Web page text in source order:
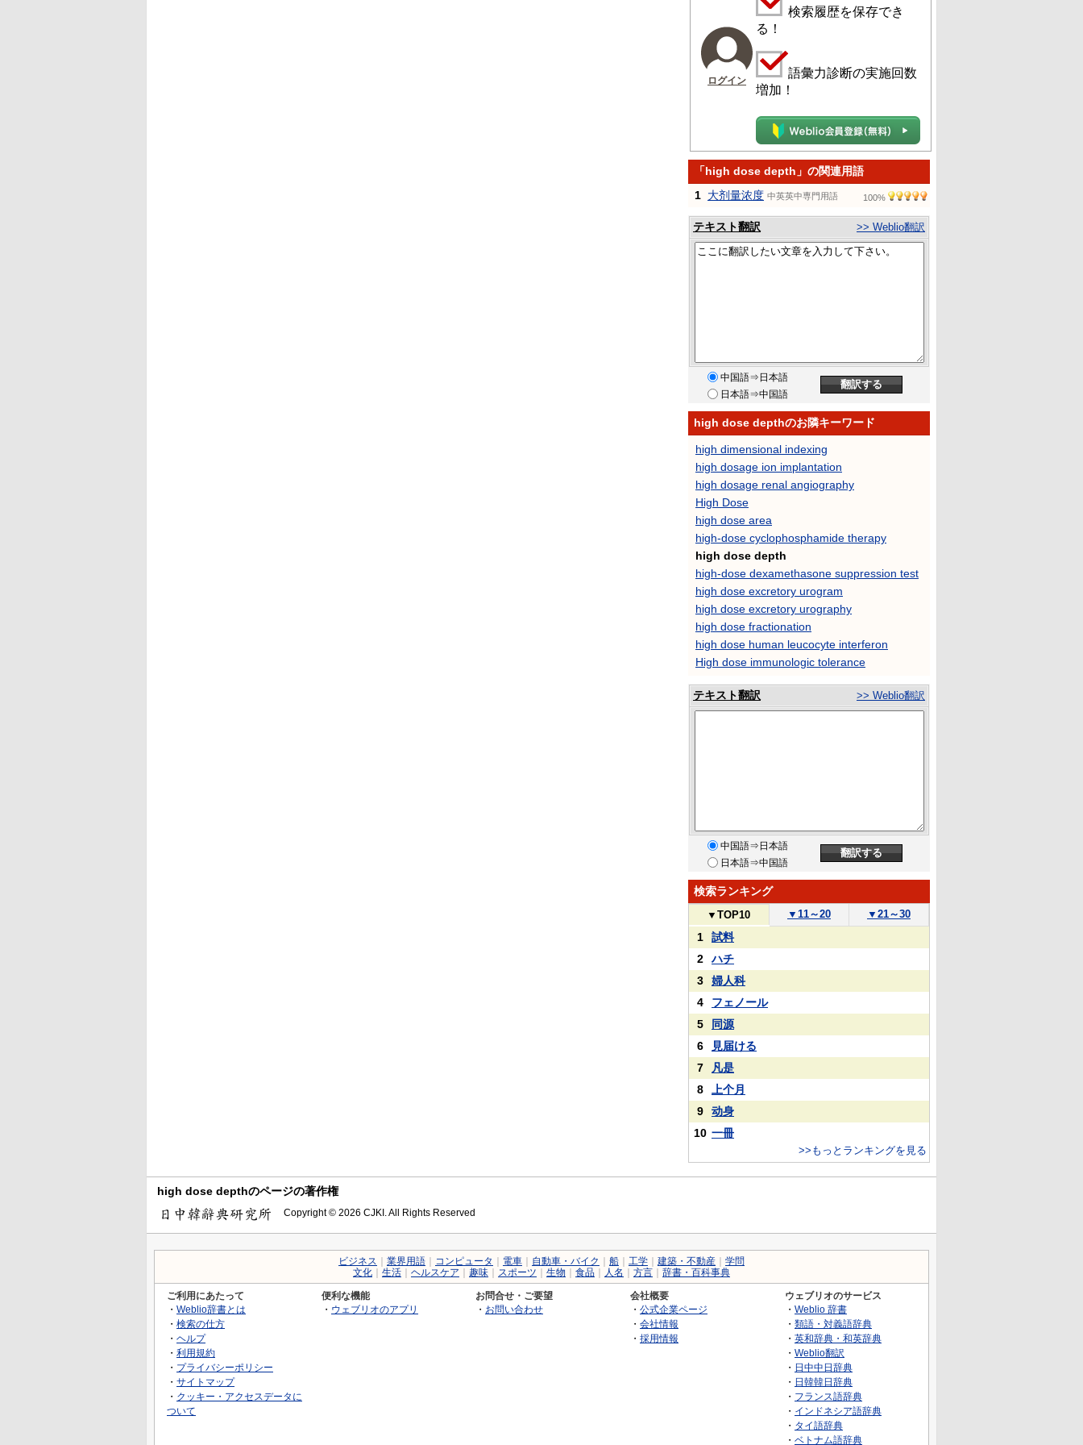
ログイン
検索履歴を保存でき
る！
語彙力診断の実施回数
増加！
「high dose depth」の関連用語
1 大剂量浓度 中英英中専門用語 100%
テキスト翻訳 >> Weblio翻訳
中国語⇒日本語
日本語⇒中国語
high dose depthのお隣キーワード
high dimensional indexing
high dosage ion implantation
high dosage renal angiography
High Dose
high dose area
high-dose cyclophosphamide therapy
high dose depth
high-dose dexamethasone suppression test
high dose excretory urogram
high dose excretory urography
high dose fractionation
high dose human leucocyte interferon
High dose immunologic tolerance
テキスト翻訳 >> Weblio翻訳
中国語⇒日本語
日本語⇒中国語
検索ランキング
▼ TOP10 ▼ 11～20 ▼ 21～30
1
試料
2
ハチ
3
婦人科
4
フェノール
5
同源
6
見届ける
7
凡是
8
上个月
9
动身
10 一冊
>>もっとランキングを見る
high dose depthのページの著作権
Copyright © 2026 CJKI. All Rights Reserved
ビジネス 業界用語 コンピュータ 電車 自動車・バイク 船 工学 建築・不動産
学問
文化
生活 ヘルスケア 趣味 スポーツ 生物 食品 人名 方言 辞書・百科事典
ご利用にあたって
・ Weblio辞書とは
・ 検索の仕方
・ ヘルプ
・ 利用規約
・ プライバシーポリシー
・ サイトマップ
・ クッキー・アクセスデータに
ついて
便利な機能
・ ウェブリオのアプリ
お問合せ・ご要望
・ お問い合わせ
会社概要
・ 公式企業ページ
・ 会社情報
・ 採用情報
ウェブリオのサービス
・ Weblio 辞書
・ 類語・対義語辞典
・ 英和辞典・和英辞典
・ Weblio翻訳
・ 日中中日辞典
・ 日韓韓日辞典
・ フランス語辞典
・ インドネシア語辞典
・ タイ語辞典
・ ベトナム語辞典